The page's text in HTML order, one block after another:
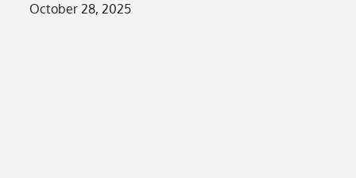
Posted
October 28, 2025